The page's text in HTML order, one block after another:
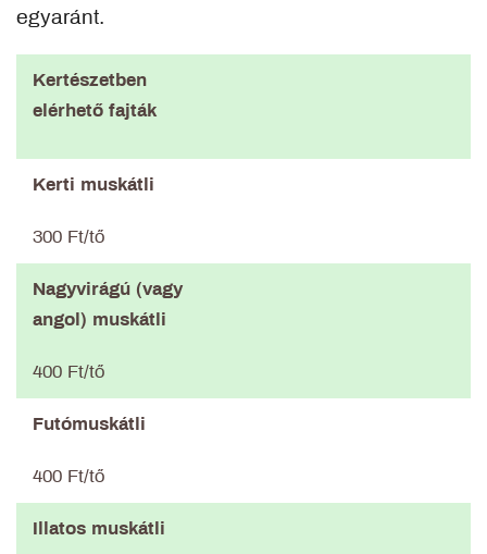
egyaránt.
Kertészetben
elérhető fajták
Kerti muskátli
300 Ft/tő
Nagyvirágú (vagy
angol) muskátli
400 Ft/tő
Futómuskátli
400 Ft/tő
Illatos muskátli